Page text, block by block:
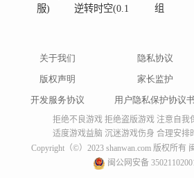
服)
逆转时空(0.1
组
关于我们 隐私协议
版权声明
家长监护
开发服务协议
用户隐私保护协议书
拒绝不良游戏 拒绝盗版游戏 注意自我
适度游戏益脑 沉迷游戏伤身 合理安排
Copyright（©）2023 shanwan.com 版权所有
闽公网安备